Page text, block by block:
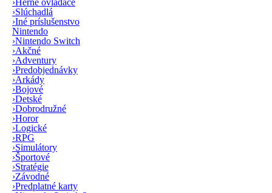
›Herné ovládače
›Slúchadlá
›Iné príslušenstvo
Nintendo
›Nintendo Switch
›Akčné
›Adventury
›Predobjednávky
›Arkády
›Bojové
›Detské
›Dobrodružné
›Horor
›Logické
›RPG
›Simulátory
›Športové
›Stratégie
›Závodné
›Predplatné karty